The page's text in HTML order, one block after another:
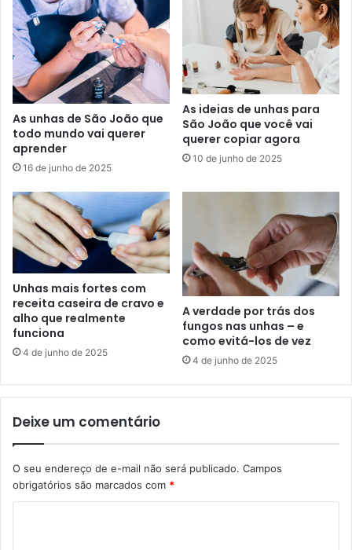
As unhas de São João que
todo mundo vai querer
aprender
16 de junho de 2025
As ideias de unhas para
São João que você vai
querer copiar agora
10 de junho de 2025
Unhas mais fortes com
receita caseira de cravo e
alho que realmente
funciona
4 de junho de 2025
A verdade por trás dos
fungos nas unhas – e
como evitá-los de vez
4 de junho de 2025
Deixe um comentário
O seu endereço de e-mail não será publicado. Campos
obrigatórios são marcados com *